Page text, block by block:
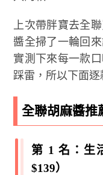
上次帶胖寶去全
醬全掃了一輪回
實測下來每一款
踩雷，所以下面逐
全聯胡麻醬推
第 1 名：生
$139）